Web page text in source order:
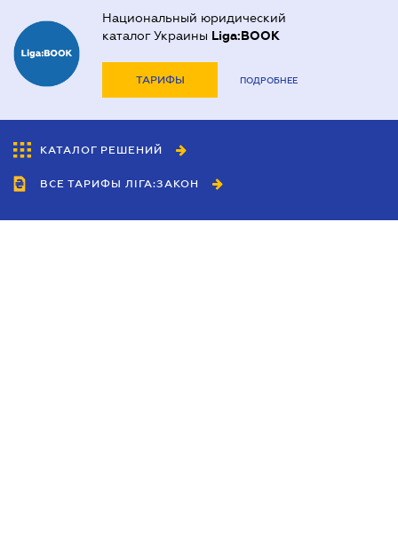
Национальный юридический
каталог Украины Liga:BOOK
ТАРИФЫ ПОДРОБНЕЕ
КАТАЛОГ РЕШЕНИЙ
ВСЕ ТАРИФЫ ЛІГА:ЗАКОН